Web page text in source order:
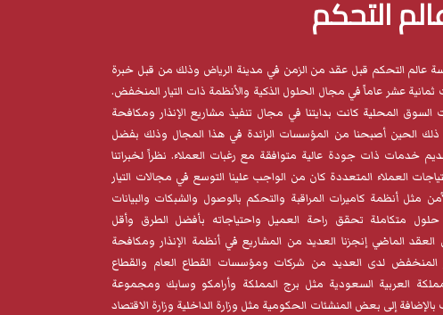
التحكم
التحكم قبل عقد من الزمن في مدينة الرياض وذلك من قبل خبرة
عشر عاماً في مجال الحلول الذكية والأنظمة ذات التيار المنخفض.
السوق المحلية كانت بدايتنا في مجال تنفيذ مشاريع الإنذار ومكافحة
ذلك الحين أصبحنا من المؤسسات الرائدة في هذا المجال وذلك بفضل
خدمات ذات جودة عالية متوافقة مع رغبات العملاء. نظراً لخبراتنا
العملاء المتعددة كان من الواجب علينا التوسع في مجالات التيار
مثل أنظمة كاميرات المراقبة والتحكم بالوصول والشبكات والبيانات
حلول متكاملة تحقق راحة العميل واحتياجاته بأفضل الطرق وأقل
العقد الماضي إنجزنا العديد من المشاريع في أنظمة الإنذار ومكافحة
المنخفض لدى العديد من شركات ومؤسسات القطاع العام والقطاع
العربية السعودية مثل برج المملكة وأرامكو وسابك ومجموعة
بالإضافة إلى بعض المنشئات الحكومية مثل وزارة الداخلية وزارة الاقتصاد